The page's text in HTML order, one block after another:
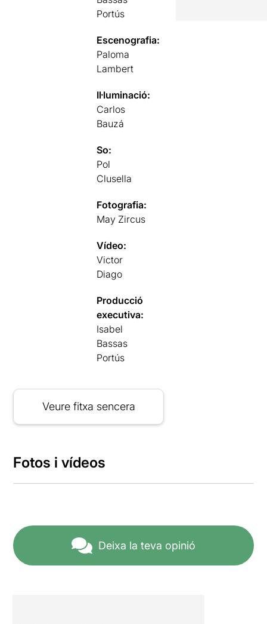
Portús
Escenografia:
Paloma
Lambert
Il·luminació:
Carlos
Bauzá
So:
Pol
Clusella
Fotografia:
May Zircus
Vídeo:
Victor
Diago
Producció
executiva:
Isabel
Bassas
Portús
Veure fitxa sencera
Fotos i vídeos
Deixa la teva opinió